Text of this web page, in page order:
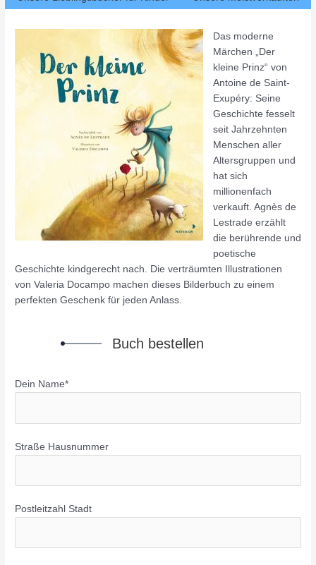
Das moderne
Märchen „Der
kleine Prinz“ von
Antoine de Saint-
Exupéry: Seine
Geschichte fesselt
seit Jahrzehnten
Menschen aller
Altersgruppen und
hat sich
millionenfach
verkauft. Agnès de
Lestrade erzählt
die berührende und
poetische
Geschichte kindgerecht nach. Die verträumten Illustrationen
von Valeria Docampo machen dieses Bilderbuch zu einem
perfekten Geschenk für jeden Anlass.
Buch bestellen
Dein Name*
Straße Hausnummer
Postleitzahl Stadt